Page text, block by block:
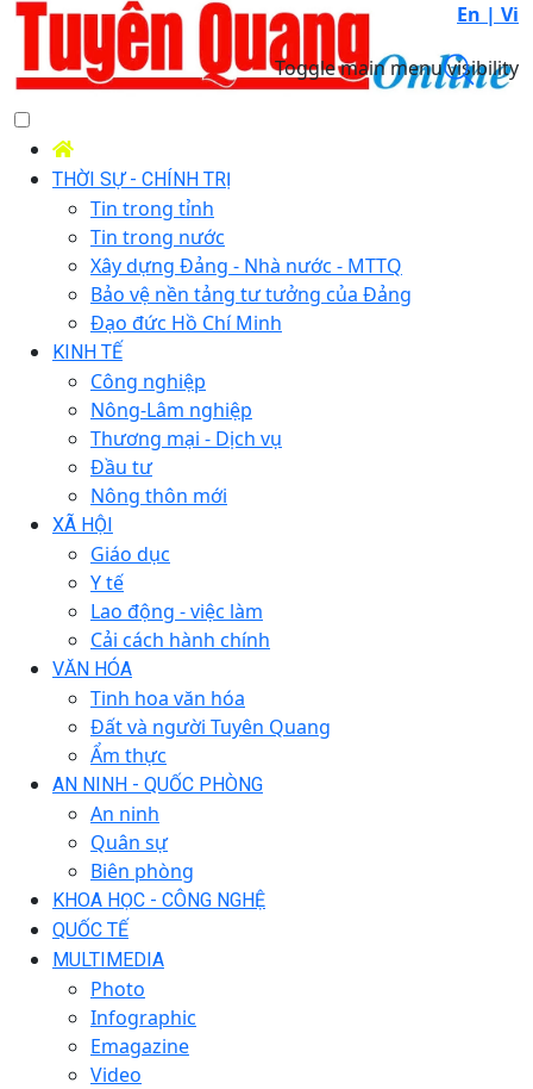
En | Vi
Toggle main menu visibility
THỜI SỰ - CHÍNH TRỊ
Tin trong tỉnh
Tin trong nước
Xây dựng Đảng - Nhà nước - MTTQ
Bảo vệ nền tảng tư tưởng của Đảng
Đạo đức Hồ Chí Minh
KINH TẾ
Công nghiệp
Nông-Lâm nghiệp
Thương mại - Dịch vụ
Đầu tư
Nông thôn mới
XÃ HỘI
Giáo dục
Y tế
Lao động - việc làm
Cải cách hành chính
VĂN HÓA
Tinh hoa văn hóa
Đất và người Tuyên Quang
Ẩm thực
AN NINH - QUỐC PHÒNG
An ninh
Quân sự
Biên phòng
KHOA HỌC - CÔNG NGHỆ
QUỐC TẾ
MULTIMEDIA
Photo
Infographic
Emagazine
Video